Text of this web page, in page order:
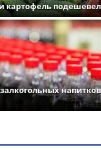
картофель